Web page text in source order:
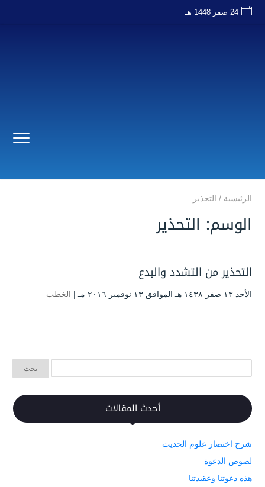
24 صفر 1448 هـ
الرئيسية / التحذير
الوسم: التحذير
التحذير من التشدد والبدع
الأحد ۱۳ صفر ۱٤۳۸ هـ الموافق ۱۳ نوفمبر ۲۰۱٦ مـ | الخطب
أحدث المقالات
شرح اختصار علوم الحديث
لصوص الدعوة
هذه دعوتنا وعقيدتنا